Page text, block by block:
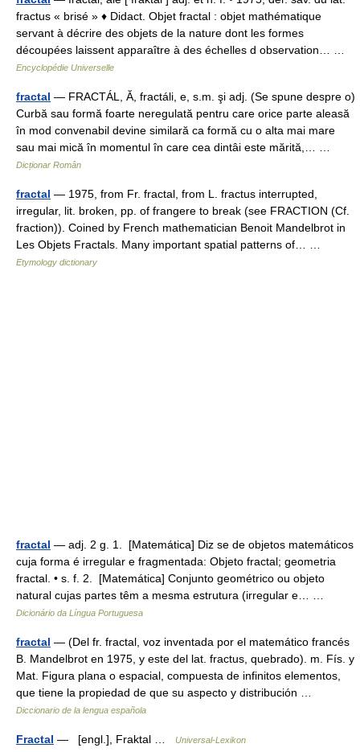
fractus « brisé » ♦ Didact. Objet fractal : objet mathématique
servant à décrire des objets de la nature dont les formes
découpées laissent apparaître à des échelles d observation… …
Encyclopédie Universelle
fractal — FRACTÁL, Ă, fractáli, e, s.m. şi adj. (Se spune despre o)
Curbă sau formă foarte neregulată pentru care orice parte aleasă
în mod convenabil devine similară ca formă cu o alta mai mare
sau mai mică în momentul în care cea dintâi este mărită,… …
Dicționar Român
fractal — 1975, from Fr. fractal, from L. fractus interrupted,
irregular, lit. broken, pp. of frangere to break (see FRACTION (Cf.
fraction)). Coined by French mathematician Benoit Mandelbrot in
Les Objets Fractals. Many important spatial patterns of… …
Etymology dictionary
fractal — adj. 2 g. 1. [Matemática] Diz se de objetos matemáticos
cuja forma é irregular e fragmentada: Objeto fractal; geometria
fractal. • s. f. 2. [Matemática] Conjunto geométrico ou objeto
natural cujas partes têm a mesma estrutura (irregular e… …
Dicionário da Língua Portuguesa
fractal — (Del fr. fractal, voz inventada por el matemático francés
B. Mandelbrot en 1975, y este del lat. fractus, quebrado). m. Fís. y
Mat. Figura plana o espacial, compuesta de infinitos elementos,
que tiene la propiedad de que su aspecto y distribución …
Diccionario de la lengua española
Fractal — [engl.], Fraktal … Universal-Lexikon